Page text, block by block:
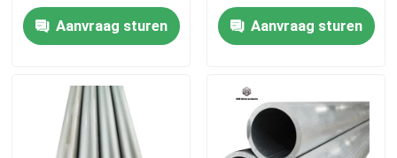
Nieuws
Vraag een offerte
De Bladen van de roestvrij staalplaat
Aanvraag sturen
Aanvraag sturen